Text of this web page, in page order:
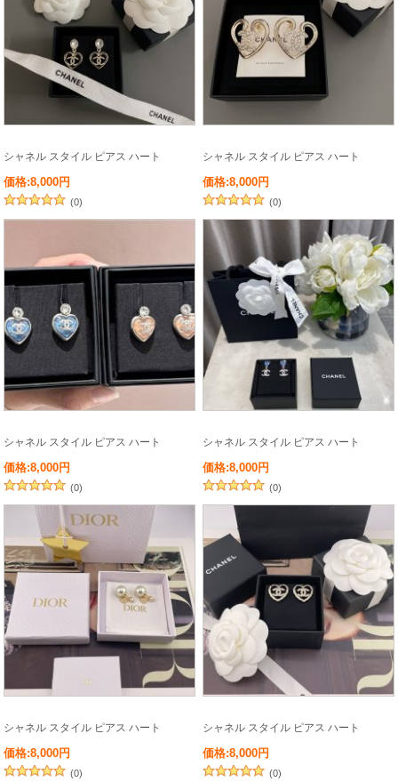
シャネル スタイル ピアス ハート
価格:8,000円
(0)
シャネル スタイル ピアス ハート
価格:8,000円
(0)
シャネル スタイル ピアス ハート
価格:8,000円
(0)
シャネル スタイル ピアス ハート
価格:8,000円
(0)
シャネル スタイル ピアス ハート
価格:8,000円
(0)
シャネル スタイル ピアス ハート
価格:8,000円
(0)